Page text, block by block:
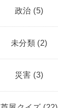
政治 (5)
未分類 (2)
災害 (3)